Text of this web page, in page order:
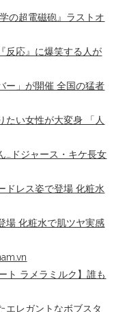
の超電磁砲』ラストオ
反応』に爆笑する人が
ー」が開催 全国の猛者
たい女性が大変身 「人
…ドジャース・キケ長女
ドレス姿で登場 化粧水
場 化粧水で肌ツヤ実感
ト ラメラミルク】誰も
エレガントなボブスタ